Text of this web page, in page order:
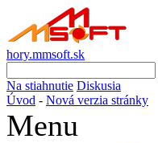
hory.mmsoft.sk
Na stiahnutie Diskusia
Úvod - Nová verzia stránky
Menu